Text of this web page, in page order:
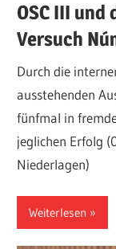
OSC III
Versuch
Durch die
ausstehenden
fünfmal in
jeglichen Erfolg
Niederlagen)
Weiterlesen